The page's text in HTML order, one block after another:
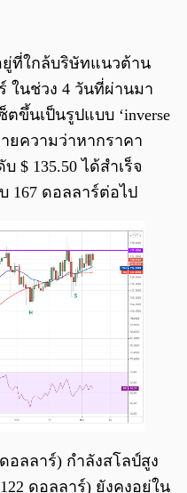
ที่ใกล้บริษัทแนวต้าน
ในช่วง 4 วันที่ผ่านมา
ขึ้นเป็นรูปแบบ ‘inverse
ายความว่าหากราคา
$ 135.50 ได้สำเร็จ
167 ดอลลาร์ต่อไป
อลลาร์) กำลังสโลป์สูง
ดอลลาร์) ยังคงอยู่ใน